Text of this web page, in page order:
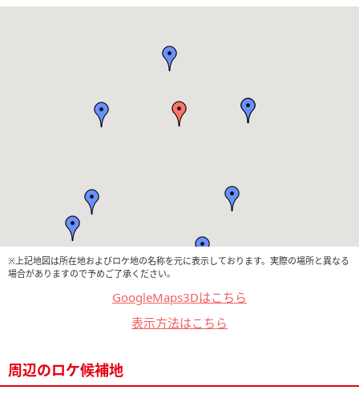
※上記地図は所在地およびロケ地の名称を元に表示しております。実際の場所と異なる
場合がありますので予めご了承ください。
GoogleMaps3Dはこちら
表示方法はこちら
周辺のロケ候補地